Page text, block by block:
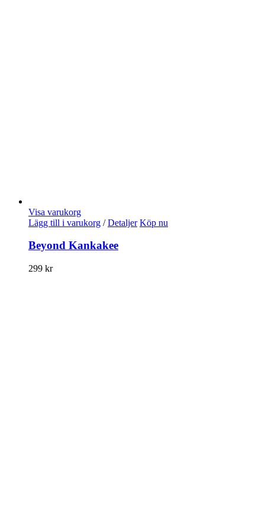
Visa varukorg
Lägg till i varukorg / Detaljer Köp nu
Beyond Kankakee
299 kr